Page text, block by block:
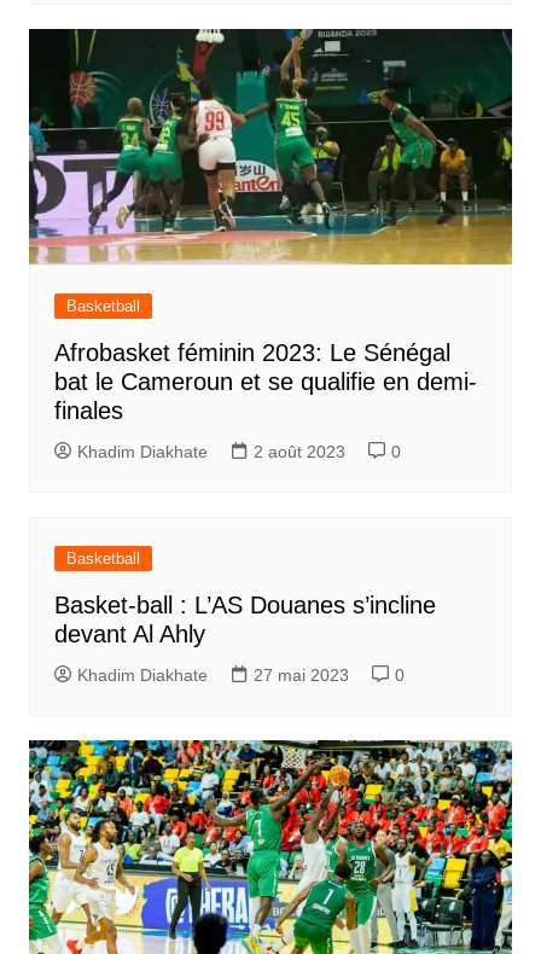
Basketball
Afrobasket féminin 2023: Le Sénégal
bat le Cameroun et se qualifie en demi-
finales
Khadim Diakhate 2 août 2023 0
Basketball
Basket-ball : L’AS Douanes s’incline
devant Al Ahly
Khadim Diakhate 27 mai 2023 0